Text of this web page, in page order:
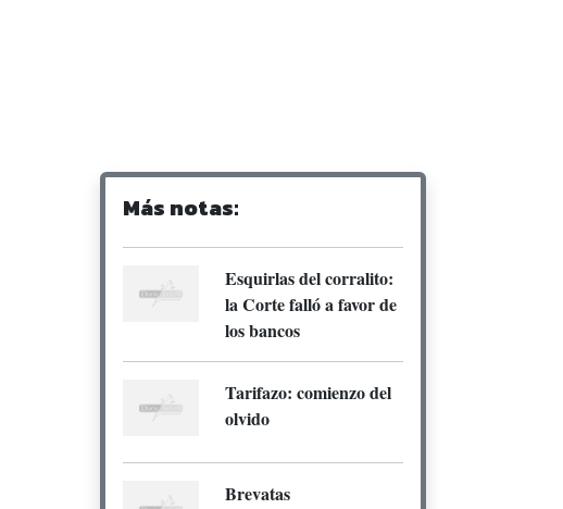
Más notas:
Esquirlas del corralito:
la Corte falló a favor de
los bancos
Tarifazo: comienzo del
olvido
Brevatas